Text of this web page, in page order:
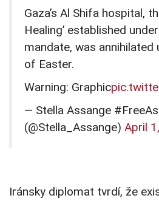
Gaza’s Al Shifa hospital,
Healing’ established
mandate, was annihilated
of Easter.
Warning: Graphic
— Stella Assange
(@Stella_Assange) April
Iránsky diplomat tvrdí, že